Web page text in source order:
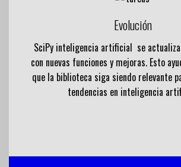
Evolución
SciPy inteligencia artificial se
con nuevas funciones y mejoras. Esto
que la biblioteca siga siendo relevante
tendencias en inteligencia